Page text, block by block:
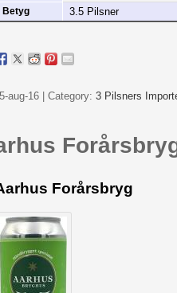
Betyg 3.5 Pilsner
aug-16 | Category: 3 Pilsners
Forårsbryg